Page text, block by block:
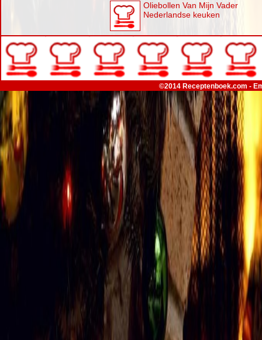
Oliebollen Van Mijn Vader
Nederlandse keuken
©2014 Receptenboek.com -